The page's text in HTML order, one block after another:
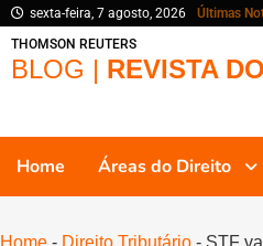
sexta-feira, 7 agosto, 2026
Últimas
THOMSON REUTERS
BLOG | REVISTA
Home Áreas do Direito
Home - Direito Tributário - STF